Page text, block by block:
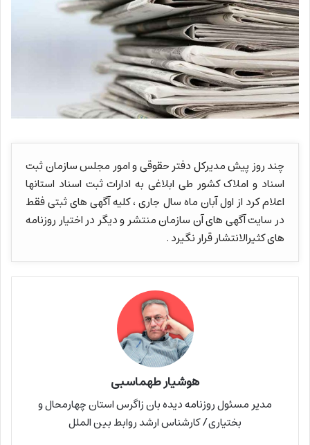
چند روز پیش مدیرکل دفتر حقوقی و امور مجلس سازمان ثبت
اسناد و املاک کشور طی ابلاغی به ادارات ثبت اسناد استانها
اعلام کرد از اول آبان ماه سال جاری ، کلیه آگهی های ثبتی فقط
در سایت آگهی های آن سازمان منتشر و دیگر در اختیار روزنامه
های کثیرالانتشار قرار نگیرد .
هوشیار طهماسبی
مدیر مسئول روزنامه دیده بان زاگرس استان چهارمحال و
بختیاری/ کارشناس ارشد روابط بین الملل